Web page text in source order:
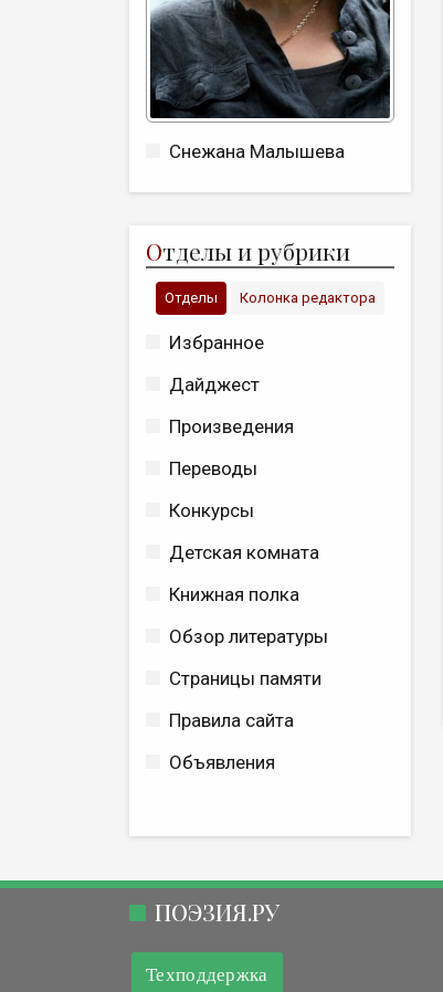
Снежана Малышева
Отделы и рубрики
Отделы Колонка редактора
Избранное
Дайджест
Произведения
Переводы
Конкурсы
Детская комната
Книжная полка
Обзор литературы
Страницы памяти
Правила сайта
Объявления
ПОЭЗИЯ.РУ
Техподдержка